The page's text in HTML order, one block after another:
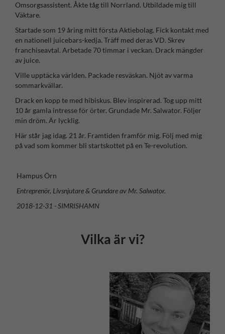
Omsorgsassistent. Åkte tåg till Norrland. Utbildade mig till
Väktare.
Startade som 19 åring mitt första Aktiebolag. Fick kontakt med
en nationell juicebars-kedja. Träff med deras VD. Skrev
franchiseavtal. Arbetade 70 timmar i veckan. Drack mängder
av juice.
Ville upptäcka världen. Packade resväskan. Njöt av varma
sommarkvällar.
Drack en kopp te med hibiskus. Blev inspirerad. Tog upp mitt
10 år gamla intresse för örter. Grundade Mr. Salwator. Följer
min dröm. Är lycklig.
Här står jag idag. 21 år. Framtiden framför mig. Följ med mig
på vad som kommer bli startskottet på en Te-revolution.
Hampus Örn
Entreprenör, Livsnjutare & Grundare av Mr. Salwator.
2018-12-31 - SIMRISHAMN
Vilka är vi?